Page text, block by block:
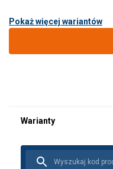
Pokaż więcej wariantów